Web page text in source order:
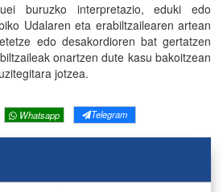
buruzko interpretazio, eduki edo
Udalaren eta erabiltzailearen artean
edo desakordioren bat gertatzen
onartzen dute kasu bakoitzean
jotzea.
Whatsapp Telegram